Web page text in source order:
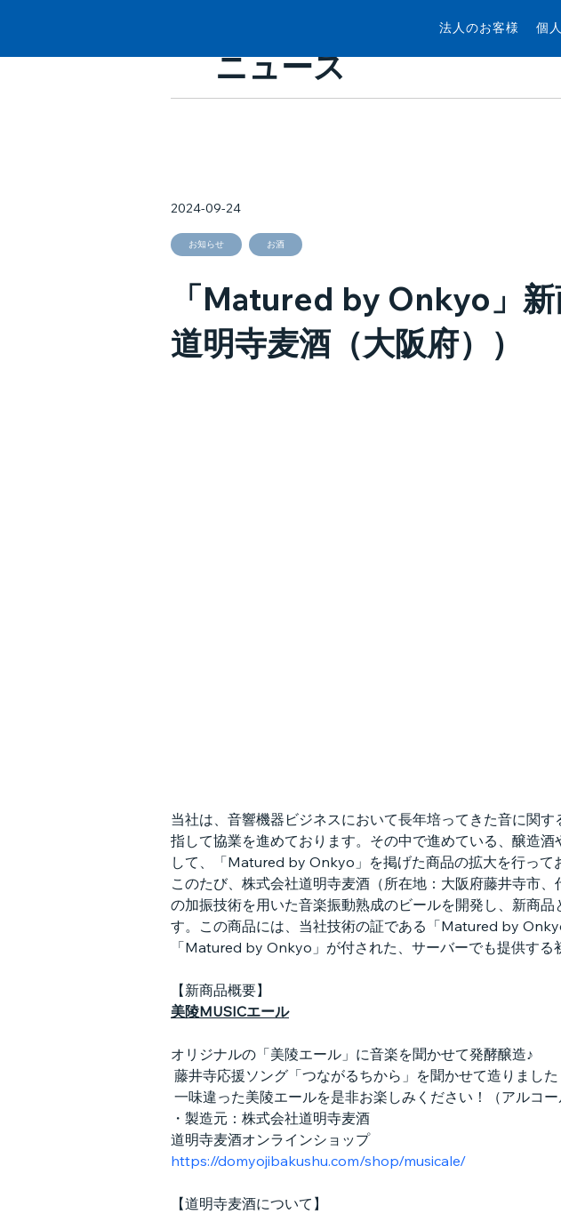
法人のお客様 個
ニュース
「Matured by Onkyo」
道明寺麦酒（大阪府））
お知らせ お酒
2024-09-24
当社は、音響機器ビジネスにおいて長年培ってきた音に関
指して協業を進めております。その中で進めている、醸造
して、「Matured by Onkyo」を掲げた商品の拡大を行って
このたび、株式会社道明寺麦酒（所在地：大阪府藤井寺市
の加振技術を用いた音楽振動熟成のビールを開発し、新商
す。この商品には、当社技術の証である「Matured by
「Matured by Onkyo」が付された、サーバーでも提供する
【新商品概要】
美陵MUSICエール
オリジナルの「美陵エール」に音楽を聞かせて発酵醸造♪
藤井寺応援ソング「つながるちから」を聞かせて造りました
一味違った美陵エールを是非お楽しみください！（アルコー
・製造元：株式会社道明寺麦酒
道明寺麦酒オンラインショップ
https://domyojibakushu.com/shop/musicale/
【道明寺麦酒について】